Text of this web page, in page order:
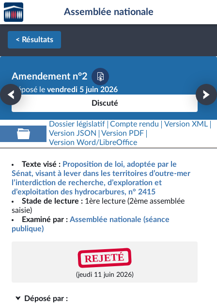
Aller au contenu
Aller en bas de la page
Accèder
à la
page
d'accueil
Assemblée nationale
< Résultats
Amendement n°2
Déposé le vendredi 5 juin 2026
Discuté
Dossier législatif Compte rendu
Version XML
Version JSON
Version PDF
Version Word/LibreOffice
Texte visé : Proposition de loi, adoptée par le
Sénat, visant à lever dans les territoires d’outre-mer
l’interdiction de recherche, d’exploration et
d’exploitation des hydrocarbures, n° 2415
Stade de lecture : 1ère lecture (2ème assemblée
saisie)
Examiné par : Assemblée nationale (séance
publique)
REJETÉ
(jeudi 11 juin 2026)
Déposé par :